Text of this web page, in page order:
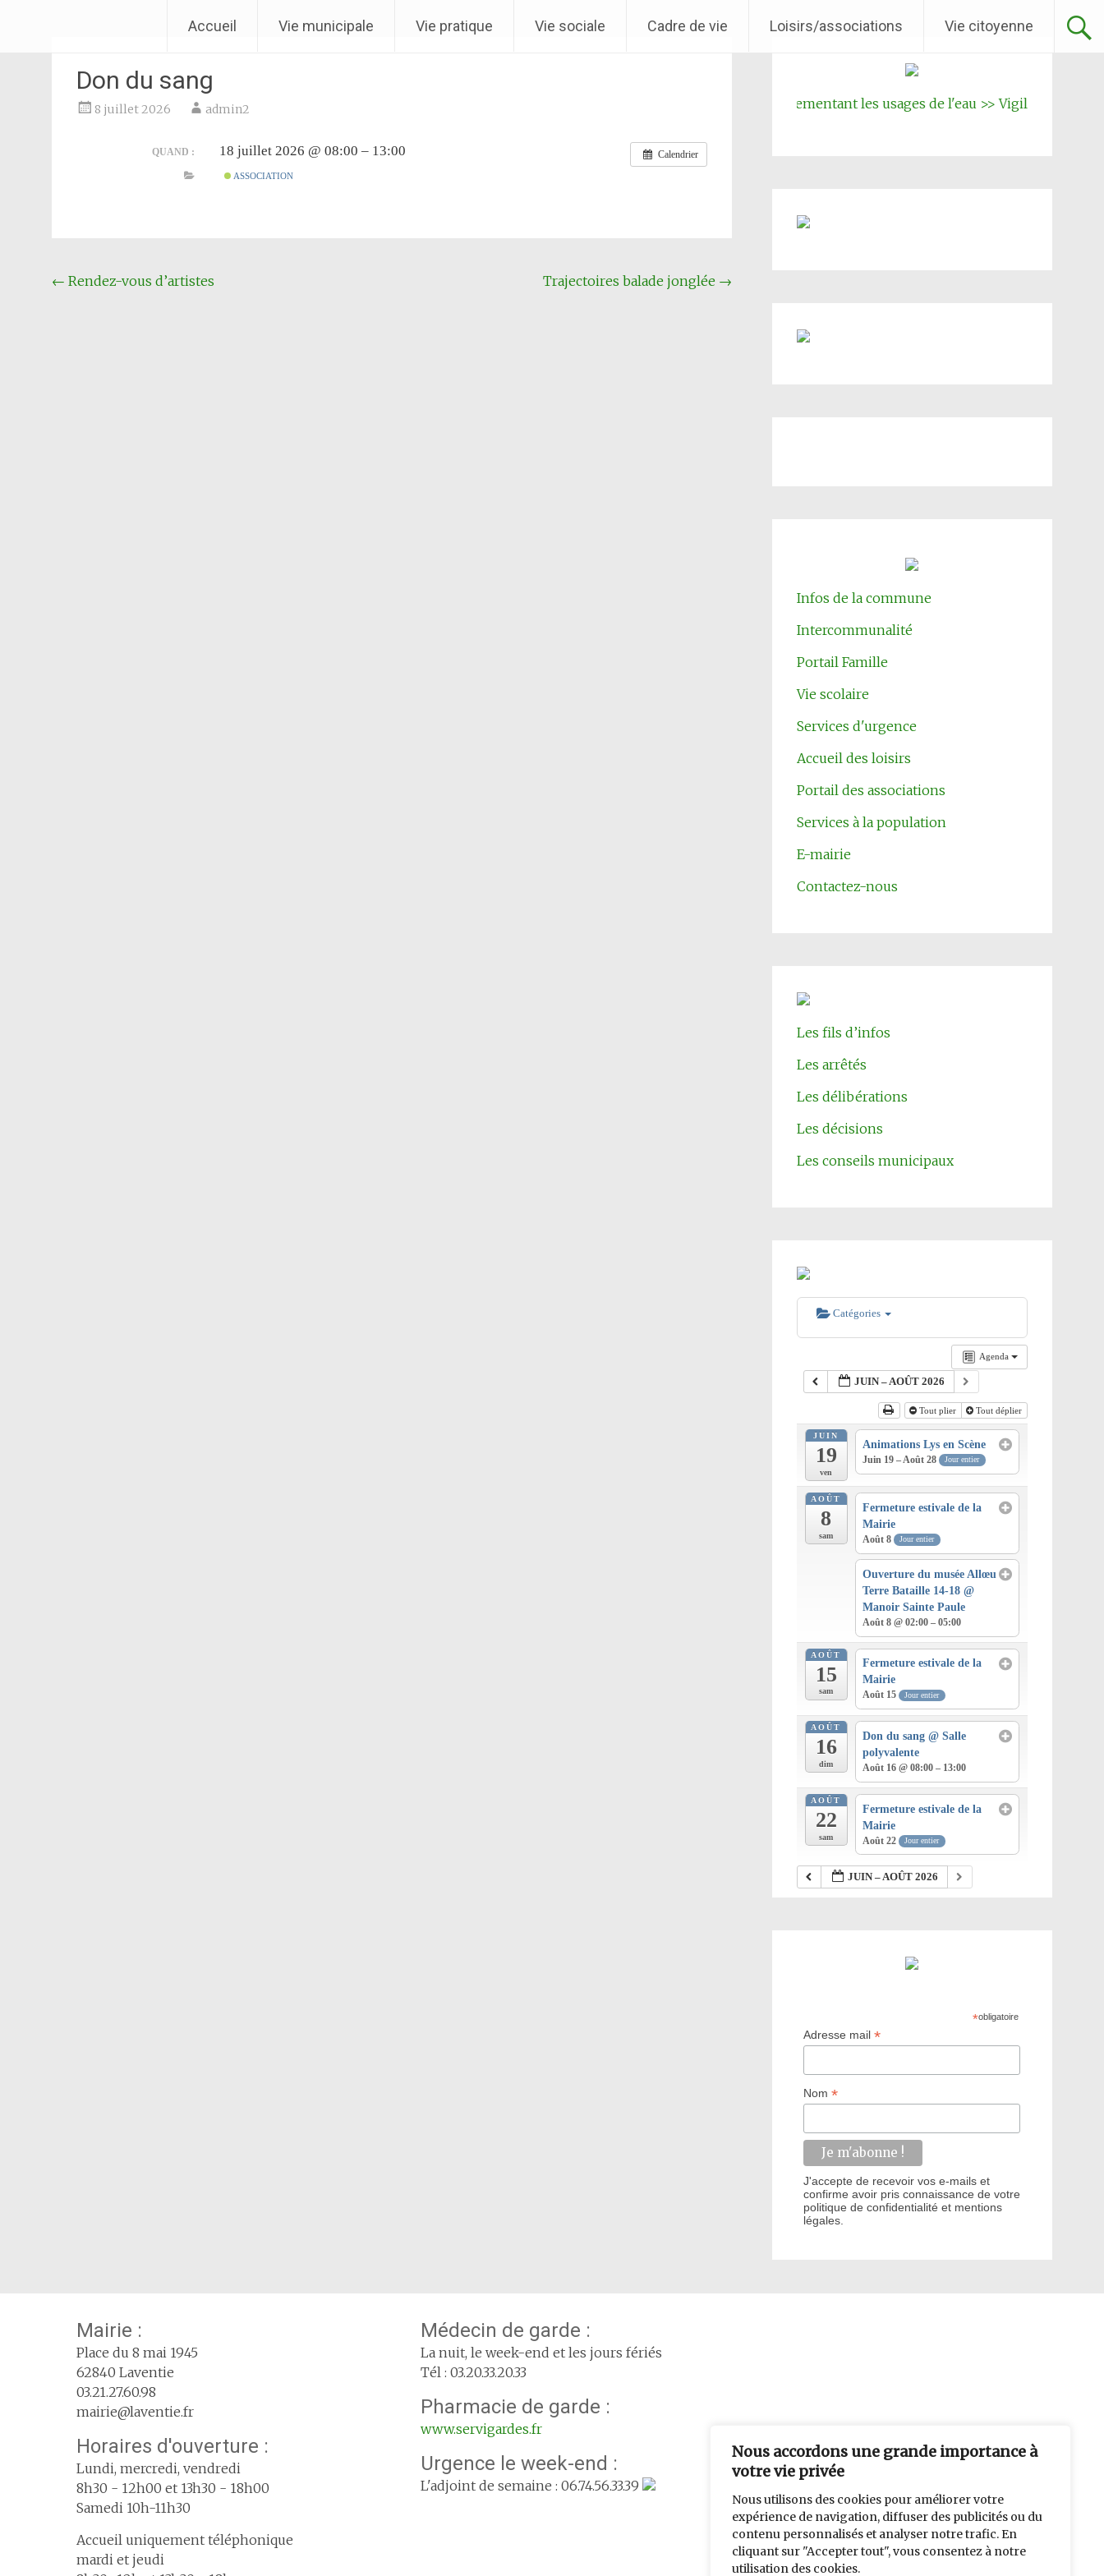
Nous accordons une grande importance à
votre vie privée
Nous utilisons des cookies pour améliorer votre
expérience de navigation, diffuser des publicités ou du
contenu personnalisés et analyser notre trafic. En
cliquant sur "Accepter tout", vous consentez à notre
utilisation des cookies.
Ville de Laventie
au
Accueil Vie municipale Vie pratique Vie sociale Cadre de vie Loisirs/associations Vie citoyenne
Don du sang
8 juillet 2026 admin2
Calendrier
QUAND : 18 juillet 2026 @ 08:00 – 13:00
ASSOCIATION
Navigation
← Rendez-vous d’artistes Trajectoires balade jonglée →
- Arrêté réglementant les usages de l'eau >> Vigilence renforcée
Infos de la commune
Intercommunalité
Portail Famille
Vie scolaire
Services d'urgence
Accueil des loisirs
Portail des associations
Services à la population
E-mairie
Contactez-nous
Les fils d’infos
Les arrêtés
Les délibérations
Les décisions
Les conseils municipaux
Catégories
Agenda
JUIN – AOÛT 2026
Tout plier Tout déplier
JUIN
19
ven
Animations Lys en Scène
Juin 19 – Août 28 Jour entier
AOÛT
8
sam
Fermeture estivale de la
Mairie
Août 8 Jour entier
Ouverture du musée Allœu
Terre Bataille 14-18@
Manoir Sainte Paule
Août 8 @ 02:00 – 05:00
AOÛT
15
sam
Fermeture estivale de la
Mairie
Août 15 Jour entier
AOÛT
16
dim
Don du sang@ Salle
polyvalente
Août 16 @ 08:00 – 13:00
AOÛT
22
sam
Fermeture estivale de la
Mairie
Août 22 Jour entier
JUIN – AOÛT 2026
*obligatoire
Adresse mail*
Nom*
J'accepte de recevoir vos e-mails et
confirme avoir pris connaissance de votre
politique de confidentialité et mentions
légales.
Mairie :
Place du 8 mai 1945
62840 Laventie
03.21.27.60.98
mairie@laventie.fr
Horaires d'ouverture :
Lundi, mercredi, vendredi
8h30 - 12h00 et 13h30 - 18h00
Samedi 10h-11h30
Accueil uniquement téléphonique
mardi et jeudi
Médecin de garde :
La nuit, le week-end et les jours fériés
Tél : 03.20.33.20.33
Pharmacie de garde :
www.servigardes.fr
Urgence le week-end :
L'adjoint de semaine : 06.74.56.33.39